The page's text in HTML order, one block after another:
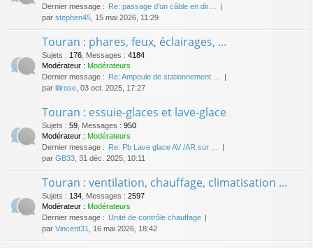
Dernier message : Re: passage d'un câble en dir…
par stephen45 , 15 mai 2026, 11:29
Touran : phares, feux, éclairages, ...
Sujets : 176 Messages : 4184
Modérateur : Modérateurs
Dernier message : Re: Ampoule de stationnement …
par lilirose , 03 oct. 2025, 17:27
Touran : essuie-glaces et lave-glace
Sujets : 59 Messages : 950
Modérateur : Modérateurs
Dernier message : Re: Pb Lave glace AV /AR sur …
par GB33 , 31 déc. 2025, 10:11
Touran : ventilation, chauffage, climatisation ...
Sujets : 134 Messages : 2597
Modérateur : Modérateurs
Dernier message : Unité de contrôle chauffage
par Vincent31 , 16 mai 2026, 18:42